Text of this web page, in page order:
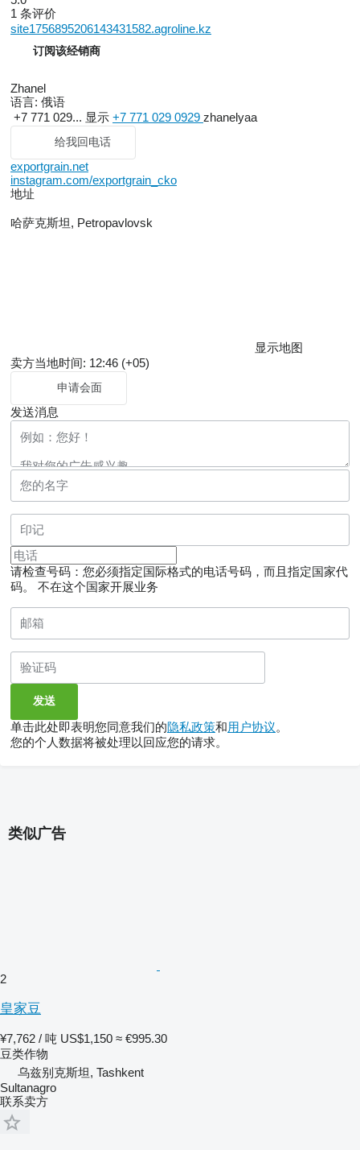
1 条评价
site1756895206143431582.agroline.kz
订阅该经销商
Zhanel
语言: 俄语
+7 771 029... 显示 +7 771 029 0929 zhanelyaa
给我回电话
exportgrain.net
instagram.com/exportgrain_cko
地址
哈萨克斯坦, Petropavlovsk
显示地图
卖方当地时间: 12:46 (+05)
申请会面
发送消息
请检查号码：您必须指定国际格式的电话号码，而且指定国家代
码。
不在这个国家开展业务
单击此处即表明您同意我们的隐私政策和用户协议。
您的个人数据将被处理以回应您的请求。
类似广告
2
皇家豆
¥7,762 / 吨 US$1,150 ≈ €995.30
豆类作物
乌兹别克斯坦, Tashkent
Sultanagro
联系卖方